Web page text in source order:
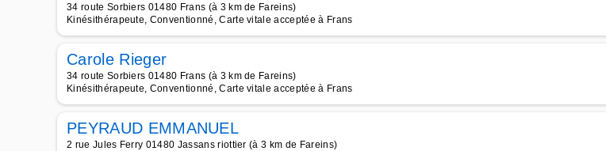
34 route Sorbiers 01480 Frans (à 3 km de Fareins)
Kinésithérapeute, Conventionné, Carte vitale acceptée à Frans
Carole Rieger
34 route Sorbiers 01480 Frans (à 3 km de Fareins)
Kinésithérapeute, Conventionné, Carte vitale acceptée à Frans
PEYRAUD EMMANUEL
2 rue Jules Ferry 01480 Jassans riottier (à 3 km de Fareins)